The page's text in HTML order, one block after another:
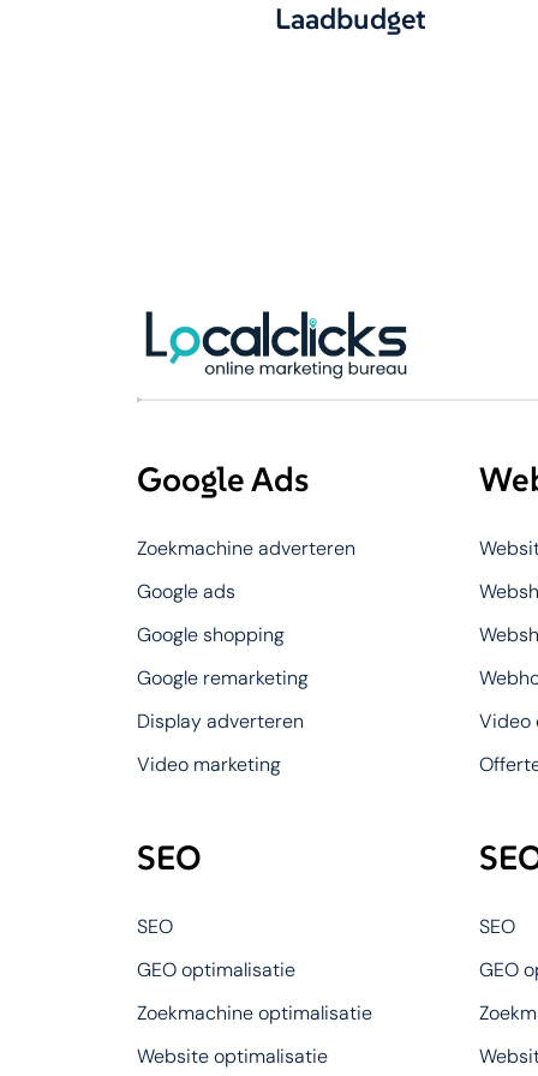
Laadbudget
Google Ads
Zoekmachine adverteren
Google ads
Google shopping
Google remarketing
Display adverteren
Video marketing
Video
SEO
SEO
GEO optimalisatie
Zoekmachine optimalisatie
Website optimalisatie
SEO
GEO